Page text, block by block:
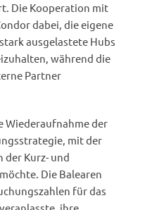
Die Kooperation mit
dabei, die eigene
ausgelastete Hubs
während die
Partner
der
mit der
der Kurz- und
Die Balearen
für das